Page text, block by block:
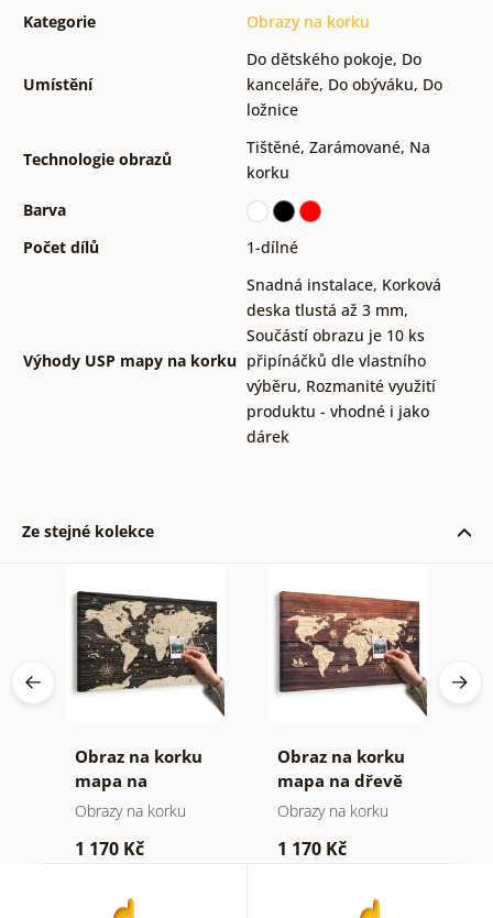
Kategorie Obrazy na korku
Umístění
Do dětského pokoje, Do
kanceláře, Do obýváku, Do
ložnice
Technologie obrazů
Tištěné, Zarámované, Na
korku
Barva
Počet dílů
1-dílné
Výhody USP mapy na korku
Snadná instalace, Korková
deska tlustá až 3 mm,
Součástí obrazu je 10 ks
připínáčků dle vlastního
výběru, Rozmanité využití
produktu - vhodné i jako
dárek
Ze stejné kolekce
Obraz na korku
mapa na
dřevěném pozadí
Obrazy na korku
1 170 Kč
Obraz na korku
mapa na dřevě
Obrazy na korku
1 170 Kč